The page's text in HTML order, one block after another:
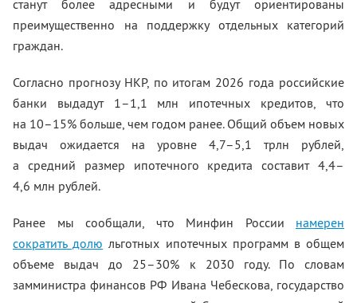
станут более адресными и будут ориентированы
преимущественно на поддержку отдельных категорий
граждан.
Согласно прогнозу НКР, по итогам 2026 года российские
банки выдадут 1–1,1 млн ипотечных кредитов, что
на 10–15% больше, чем годом ранее. Общий объем новых
выдач ожидается на уровне 4,7–5,1 трлн рублей,
а средний размер ипотечного кредита составит 4,4–
4,6 млн рублей.
Ранее мы сообщали, что Минфин России намерен
сократить долю льготных ипотечных программ в общем
объеме выдач до 25–30% к 2030 году. По словам
замминистра финансов РФ Ивана Чебескова, государство